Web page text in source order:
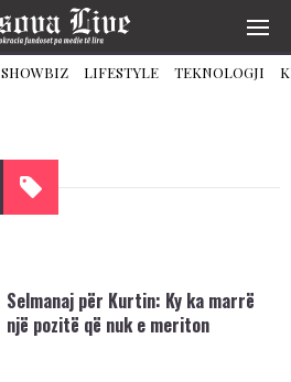
SHOWBIZ LIFESTYLE TEKNOLOGJI
Selmanaj për Kurtin: Ky ka marrë
një pozitë që nuk e meriton